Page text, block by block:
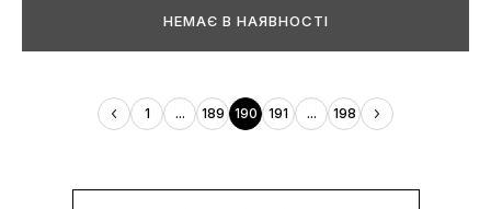
НЕМАЄ В НАЯВНОСТІ
1 ... 189 190 191 ... 198